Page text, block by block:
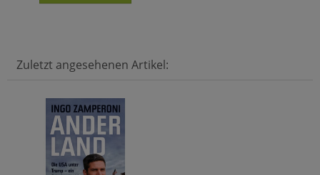
Zuletzt angesehenen Artikel: